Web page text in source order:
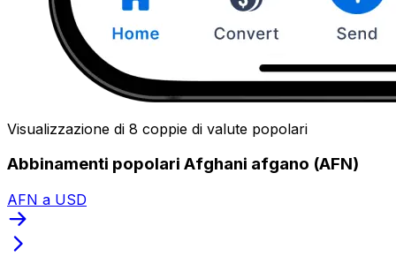
Visualizzazione di 8 coppie di valute popolari
Abbinamenti popolari Afghani afgano (AFN)
AFN a USD